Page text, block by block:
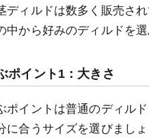
ディルドは数多く販売さ
中から好みのディルドを
ポイント1：大きさ
ポイントは普通のディルド
に合うサイズを選びましょ